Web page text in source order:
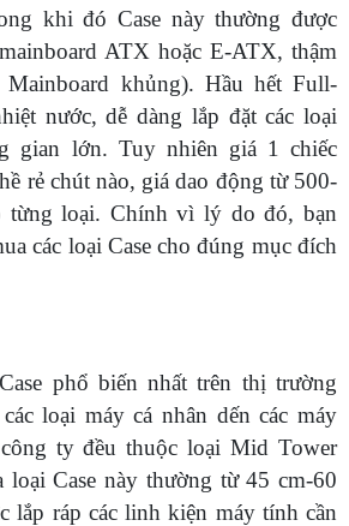
khi đó Case này thường được
ATX hoặc E-ATX, thậm
khủng). Hầu hết Full-
nước, dễ dàng lắp đặt các loại
gian lớn. Tuy nhiên giá 1 chiếc
rẻ chút nào, giá dao động từ 500-
từng loại. Chính vì lý do đó, bạn
các loại Case cho đúng mục đích
phổ biến nhất trên thị trường
loại máy cá nhân dến các máy
ty đều thuộc loại Mid Tower
loại Case này thường từ 45 cm-60
lắp ráp các linh kiện máy tính cần